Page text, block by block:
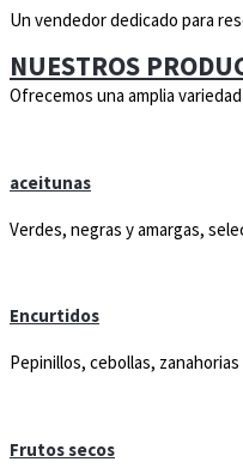
Un vendedor dedicado para
NUESTROS
Ofrecemos una amplia
aceitunas
Verdes, negras y amargas,
Encurtidos
Pepinillos, cebollas,
Frutos secos